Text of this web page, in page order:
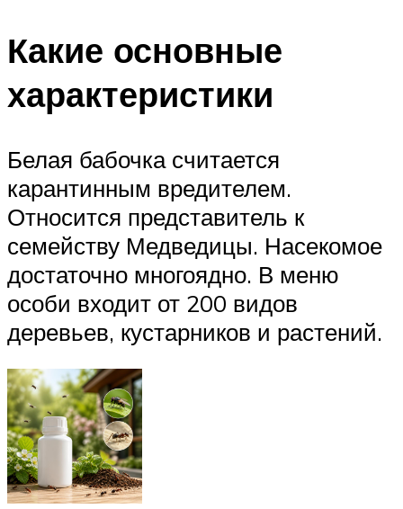
Какие основные
характеристики
Белая бабочка считается
карантинным вредителем.
Относится представитель к
семейству Медведицы. Насекомое
достаточно многоядно. В меню
особи входит от 200 видов
деревьев, кустарников и растений.